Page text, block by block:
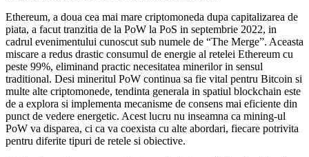
Ethereum, a doua cea mai mare criptomoneda dupa capitalizarea de
piata, a facut tranzitia de la PoW la PoS in septembrie 2022, in
cadrul evenimentului cunoscut sub numele de “The Merge”. Aceasta
miscare a redus drastic consumul de energie al retelei Ethereum cu
peste 99%, eliminand practic necesitatea minerilor in sensul
traditional. Desi mineritul PoW continua sa fie vital pentru Bitcoin si
multe alte criptomonede, tendinta generala in spatiul blockchain este
de a explora si implementa mecanisme de consens mai eficiente din
punct de vedere energetic. Acest lucru nu inseamna ca mining-ul
PoW va disparea, ci ca va coexista cu alte abordari, fiecare potrivita
pentru diferite tipuri de retele si obiective.